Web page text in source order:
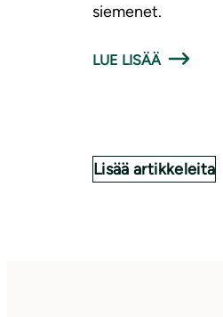
siemenet.
LUE LISÄÄ
Lisää artikkeleita